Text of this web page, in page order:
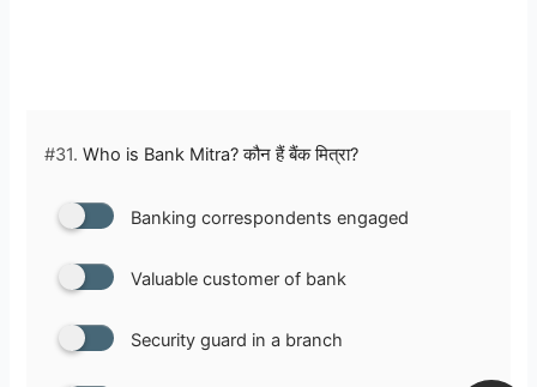
#31. Who is Bank Mitra? कौन हैं बैंक मित्रा?
Banking correspondents engaged
Valuable customer of bank
Security guard in a branch